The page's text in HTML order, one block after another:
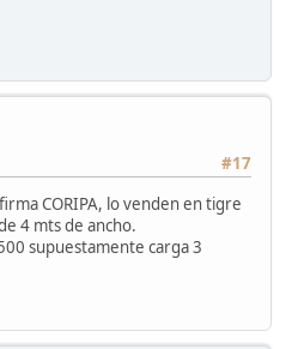
#17
CORIPA, lo venden en tigre
4 mts de ancho.
supuestamente carga 3